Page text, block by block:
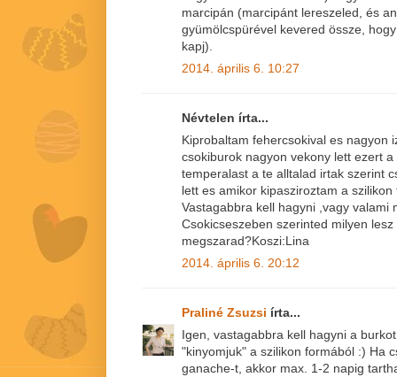
marcipán (marcipánt lereszeled, és
gyümölcspürével kevered össze,
kapj).
2014. április 6. 10:27
Névtelen írta...
Kiprobaltam fehercsokival es nagyon
csokiburok nagyon vekony lett ezert
temperalast a te alltalad irtak szerint
lett es amikor kipasziroztam a
Vastagabbra kell hagyni ,vagy valami
Csokicseszeben szerinted milyen
megszarad?Koszi:Lina
2014. április 6. 20:12
Praliné Zsuzsi írta...
Igen, vastagabbra kell hagyni a
"kinyomjuk" a szilikon formából :) Ha
ganache-t, akkor max. 1-2 napig